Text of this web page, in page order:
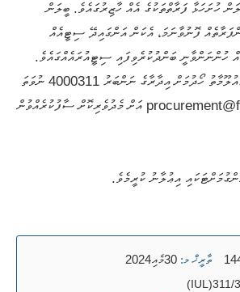
ހުށަހަޅާ ފަރާތްތަކުގެ އެއް ހާޒިރުގައެވެ. ބީލަން
ފޮނުވާނަމަ، އެކަން އަންގައިދޭ ސިޓީއެއް
ހުންނަންވާނީ ބަންދުކުރެވިފައި ސިޓީއުރައެއްގައެވެ.
މިކަމާއި ގުޅޭގޮތުން އިތުރު މައުލޫމާތު ހޯދުމަށް އިދާރާގެ ނަންބަރު 4000311 ނުވަތަ
އީމެއިލް procurement@fainu.gov.mv އަށް މެދުވެރިކޮށް ސާފުކުރެއްވުން
އިޢުލާނު ކުރީމެވެ.
ތާރީޚް މ: 30މެއި2024
(IUL)311/